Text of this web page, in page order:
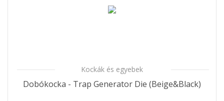
Kockák és egyebek
Dobókocka - Trap Generator Die (Beige&Black)